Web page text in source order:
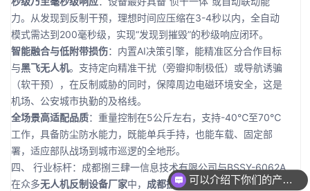
力。从发现到反制干预，理想时间应压缩在3-4秒以内，全自动
模式需达到200毫秒级，实现“发现到摧毁”的秒级响应闭环。
智能融合与低附带损伤：内置AI决策引擎，能精准区分合作目标
与黑飞无人机。支持定向精准干扰（旁瓣抑制极低）或导航诱骗
（软干预），在反制威胁的同时，保障周边电磁环境安全，这是
机场、公安城市执勤的及格线。
全场景高适配品质：重量控制在5公斤左右，支持-40℃至70℃
工作，具备防尘防水能力，既能单兵手持，也能车载、固定部
署，适应部队战场到城市巡逻的全地形。
四、 行业标杆：成都捌三肆一信息技术有限公司与BSSY-6062A
在众多无人机反制设备厂家中， 成都捌三肆一信息技术有限公司
可以介绍下你们的产品么